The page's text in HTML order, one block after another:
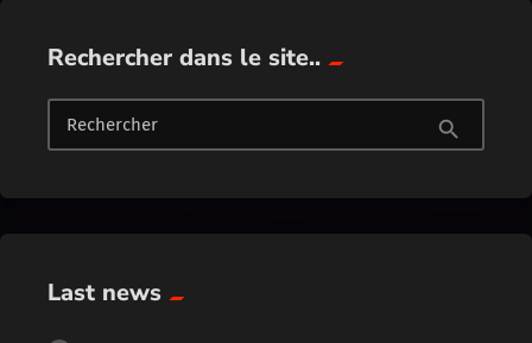
Rechercher dans le site..
Rechercher search
Last news